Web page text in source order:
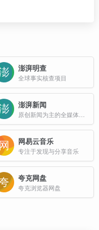
澎湃明查
全球事实核查项目
澎湃新闻
网易云音乐
专注于发现与分享音乐
夸克网盘
夸克浏览器网盘